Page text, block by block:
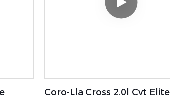
Coro-Lla Cross 2.0l Cvt Elite